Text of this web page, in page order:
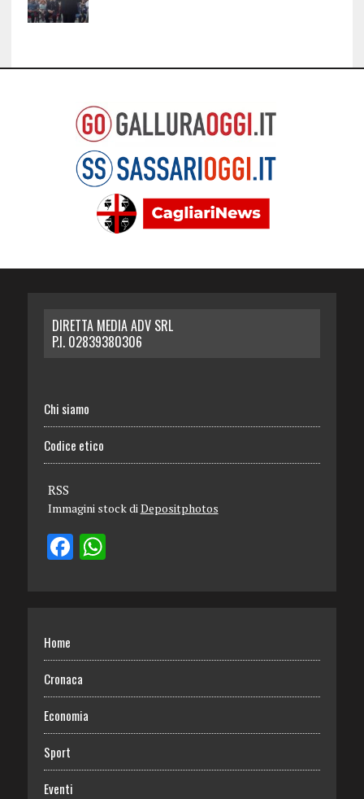
DIRETTA MEDIA ADV SRL
P.I. 02839380306
Chi siamo
Codice etico
RSS
Immagini stock diDepositphotos
Home
Cronaca
Economia
Sport
Eventi